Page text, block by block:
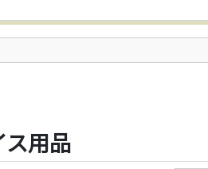
ス用品